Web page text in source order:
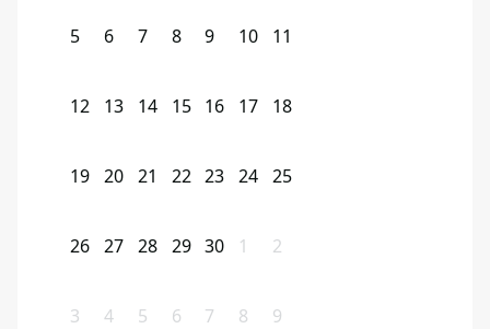
5 6 7 8 9 10 11
12 13 14 15 16 17 18
19 20 21 22 23 24 25
26 27 28 29 30 1 2
3 4 5 6 7 8 9